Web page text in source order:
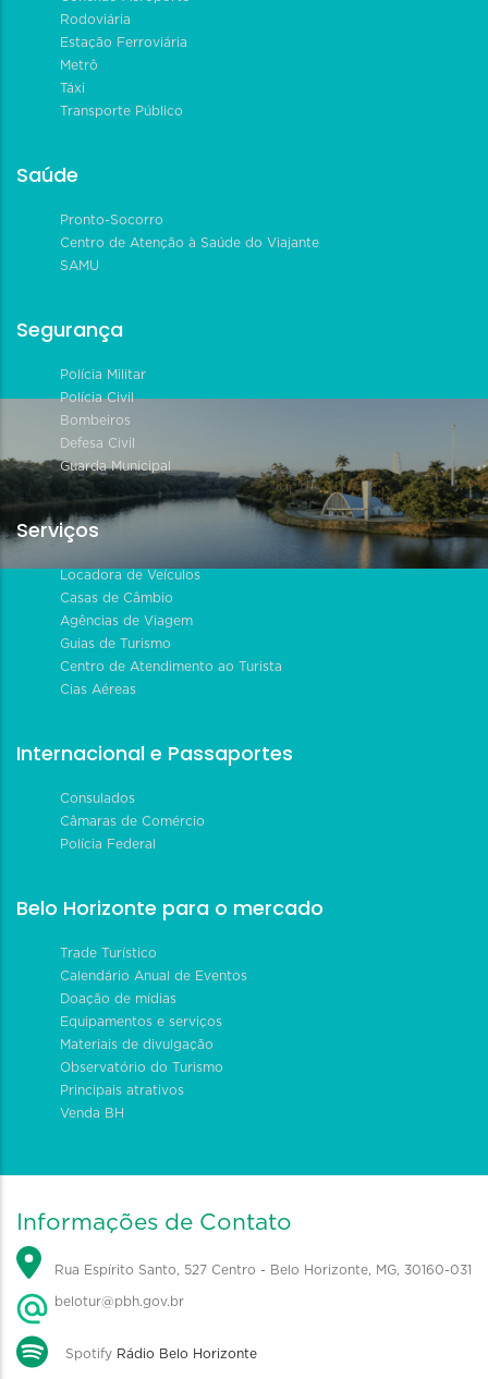
Rodoviária
Estação Ferroviária
Metrô
Táxi
Transporte Público
Saúde
Pronto-Socorro
Centro de Atenção à Saúde do Viajante
SAMU
Segurança
Polícia Militar
Polícia Civil
Bombeiros
Defesa Civil
Guarda Municipal
Serviços
Locadora de Veículos
Casas de Câmbio
Agências de Viagem
Guias de Turismo
Centro de Atendimento ao Turista
Cias Aéreas
Internacional e Passaportes
Consulados
Câmaras de Comércio
Polícia Federal
Belo Horizonte para o mercado
Trade Turístico
Calendário Anual de Eventos
Doação de mídias
Equipamentos e serviços
Materiais de divulgação
Observatório do Turismo
Principais atrativos
Venda BH
Informações de Contato
Rua Espírito Santo, 527 Centro - Belo Horizonte, MG, 30160-031
belotur@pbh.gov.br
Spotify Rádio Belo Horizonte